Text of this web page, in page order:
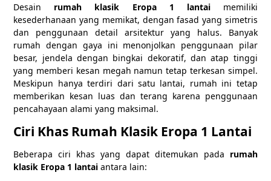
Desain rumah klasik Eropa 1 lantaimemiliki
kesederhanaan yang memikat, dengan fasad yang simetris
dan penggunaan detail arsitektur yang halus. Banyak
rumah dengan gaya ini menonjolkan penggunaan pilar
besar, jendela dengan bingkai dekoratif, dan atap tinggi
yang memberi kesan megah namun tetap terkesan simpel.
Meskipun hanya terdiri dari satu lantai, rumah ini tetap
memberikan kesan luas dan terang karena penggunaan
pencahayaan alami yang maksimal.
Ciri Khas Rumah Klasik Eropa 1 Lantai
Beberapa ciri khas yang dapat ditemukan pada rumah
klasik Eropa 1 lantaiantara lain: